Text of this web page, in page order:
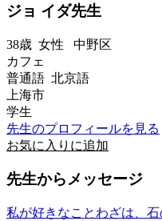
ジョ イダ先生
38歳 女性 中野区
カフェ
普通語 北京語
上海市
学生
先生のプロフィールを見る
お気に入りに追加
先生からメッセージ
私が好きなことわざは、